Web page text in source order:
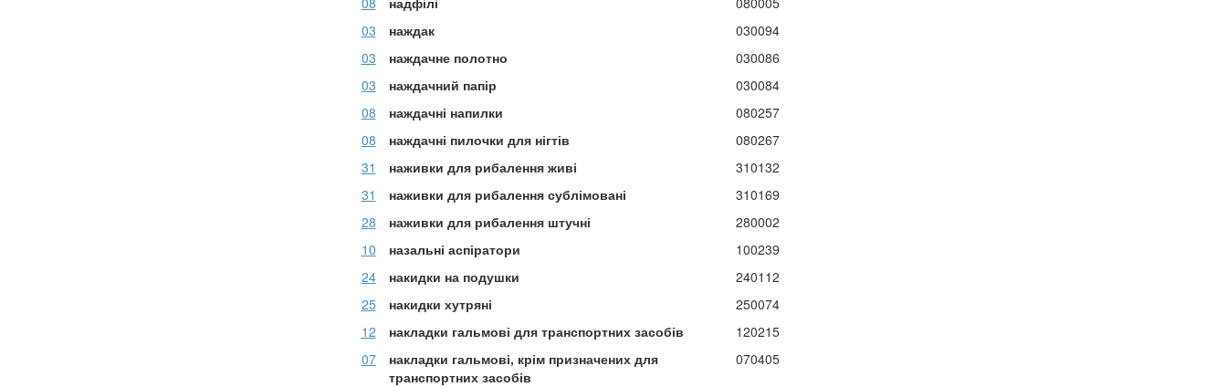
03
наждак
030094
03
наждачне полотно
030086
03
наждачний папір
030084
08
наждачні напилки
080257
08
наждачні пилочки для нігтів
080267
31
наживки для рибалення живі
310132
31
наживки для рибалення сублімовані
310169
28
наживки для рибалення штучні
280002
10
назальні аспіратори
100239
24
накидки на подушки
240112
25
накидки хутряні
250074
12
накладки гальмові для транспортних засобів
120215
07
накладки гальмові, крім призначених для
транспортних засобів
070405